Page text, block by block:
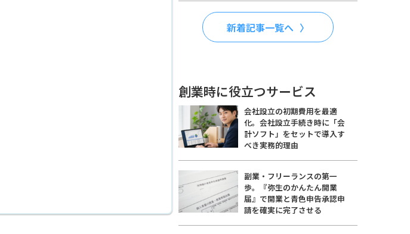
新着記事一覧へ
創業時に役立つサービス
会社設立の初期費用を最適
化。会社設立手続き時に「会
計ソフト」をセットで導入す
べき実務的理由
副業・フリーランスの第一
歩。『弥生のかんたん開業
届』で開業と青色申告承認申
請を確実に完了させる